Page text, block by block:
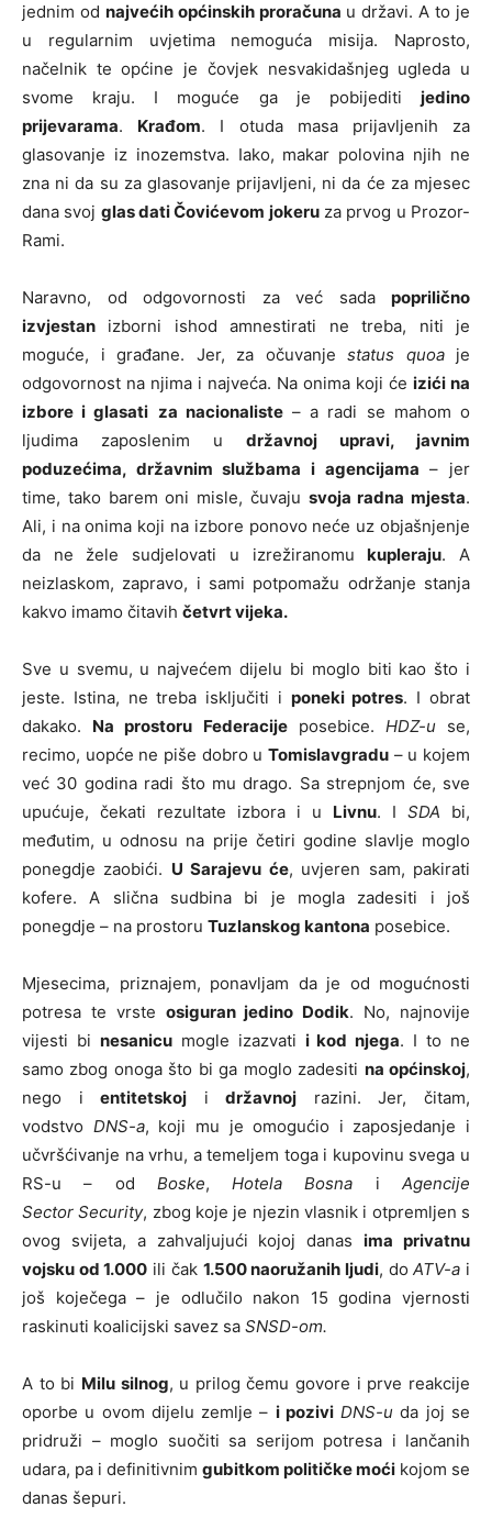
jednim od najvećih općinskih proračuna u državi. A to je
u regularnim uvjetima nemoguća misija. Naprosto,
načelnik te općine je čovjek nesvakidašnjeg ugleda u
svome kraju. I moguće ga je pobijediti jedino
prijevarama. Krađom. I otuda masa prijavljenih za
glasovanje iz inozemstva. Iako, makar polovina njih ne
zna ni da su za glasovanje prijavljeni, ni da će za mjesec
dana svoj glas dati Čovićevom jokeruza prvog u Prozor-
Rami.
Naravno, od odgovornosti za već sada poprilično
izvjestan izborni ishod amnestirati ne treba, niti je
moguće, i građane. Jer, za očuvanje status quoaje
odgovornost na njima i najveća. Na onima koji će izići na
izbore i glasati za nacionaliste– a radi se mahom o
ljudima zaposlenim u državnoj upravi, javnim
poduzećima, državnim službama i agencijama – jer
time, tako barem oni misle, čuvaju svoja radna mjesta.
Ali, i na onima koji na izbore ponovo neće uz objašnjenje
da ne žele sudjelovati u izrežiranomukupleraju. A
neizlaskom, zapravo, i sami potpomažu održanje stanja
kakvo imamo čitavih četvrt vijeka.
Sve u svemu, u najvećem dijelu bi moglo biti kao što i
jeste. Istina, ne treba isključiti i poneki potres. I obrat
dakako. Na prostoru Federacijeposebice. HDZ-use,
recimo, uopće ne piše dobro u Tomislavgradu – u kojem
već 30 godina radi što mu drago. Sa strepnjom će, sve
upućuje, čekati rezultate izbora i u Livnu. I SDA bi,
međutim, u odnosu na prije četiri godine slavlje moglo
ponegdje zaobići. U Sarajevu će, uvjeren sam, pakirati
kofere. A slična sudbina bi je mogla zadesiti i još
ponegdje – na prostoru Tuzlanskog kantona posebice.
Mjesecima, priznajem, ponavljam da je od mogućnosti
potresa te vrste osiguran jedino Dodik. No, najnovije
vijesti bi nesanicumogle izazvati i kod njega. I to ne
samo zbog onoga što bi ga moglo zadesiti na općinskoj,
nego ientitetskoj idržavnoj razini. Jer, čitam,
vodstvo DNS-a, koji mu je omogućio i zaposjedanje i
učvršćivanje na vrhu, a temeljem toga i kupovinu svega u
RS-u – od Boske,Hotela Bosna iAgencije
Sector Security, zbog koje je njezin vlasnik i otpremljen s
ovog svijeta, a zahvaljujući kojoj danasima privatnu
vojsku od 1.000 ili čak 1.500 naoružanih ljudi, doATV-a i
još koječega – je odlučilo nakon 15 godina vjernosti
raskinuti koalicijski savez sa SNSD-om.
A to bi Milu silnog, u prilog čemu govore i prve reakcije
oporbe u ovom dijelu zemlje – i pozivi DNS-u da joj se
pridruži – moglo suočiti sa serijom potresa i lančanih
udara, pa i definitivnim gubitkom političke moći kojom se
danas šepuri.